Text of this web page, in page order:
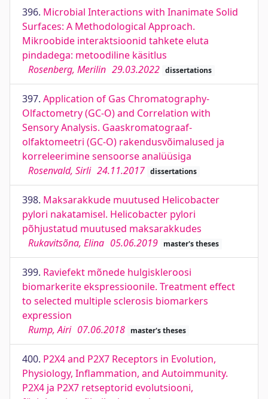
396. Microbial Interactions with Inanimate Solid
Surfaces: A Methodological Approach.
Mikroobide interaktsioonid tahkete eluta
pindadega: metoodiline käsitlus
Rosenberg, Merilin 29.03.2022 dissertations
397. Application of Gas Chromatography-
Olfactometry (GC-O) and Correlation with
Sensory Analysis. Gaaskromatograaf-
olfaktomeetri (GC-O) rakendusvõimalused ja
korreleerimine sensoorse analüüsiga
Rosenvald, Sirli 24.11.2017 dissertations
398. Maksarakkude muutused Helicobacter
pylori nakatamisel. Helicobacter pylori
põhjustatud muutused maksarakkudes
Rukavitsõna, Elina 05.06.2019 master's theses
399. Raviefekt mõnede hulgiskleroosi
biomarkerite ekspressioonile. Treatment effect
to selected multiple sclerosis biomarkers
expression
Rump, Airi 07.06.2018 master's theses
400. P2X4 and P2X7 Receptors in Evolution,
Physiology, Inflammation, and Autoimmunity.
P2X4 ja P2X7 retseptorid evolutsiooni,